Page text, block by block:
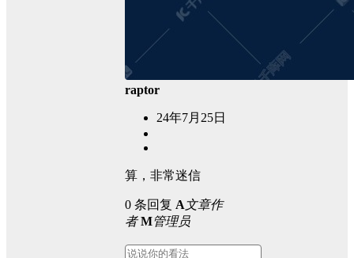
raptor
24年7月25日
算，非常迷信
0 条回复 A文章作
者 M管理员